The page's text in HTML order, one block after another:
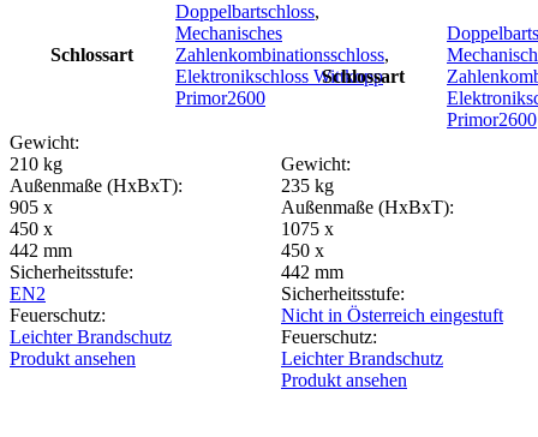
Schlossart
Doppelbartschloss,
Mechanisches
Zahlenkombinationsschloss,
Elektronikschloss Wittkopp
Primor2600
Gewicht:
210 kg
Außenmaße (HxBxT):
905 x
450 x
442 mm
Sicherheitsstufe:
EN2
Feuerschutz:
Leichter Brandschutz
Produkt ansehen
Schlossart
Primor2600
Gewicht:
235 kg
Außenmaße (HxBxT):
1075 x
450 x
442 mm
Sicherheitsstufe:
Nicht in Österreich eingestuft
Feuerschutz:
Leichter Brandschutz
Produkt ansehen